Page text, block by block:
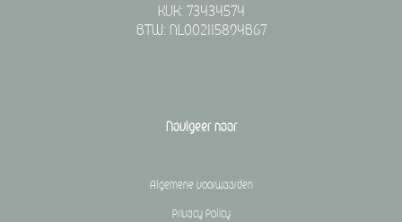
KVK: 73434574
BTW: NL002115894B67
Navigeer naar
Algemene voorwaarden
Privacy Policy